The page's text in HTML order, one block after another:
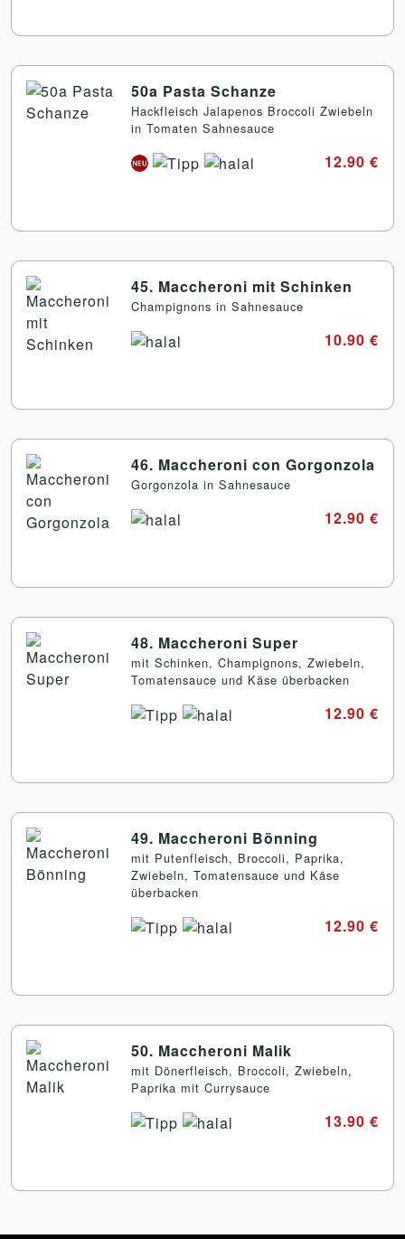
50a Pasta Schanze
Hackfleisch Jalapenos Broccoli Zwiebeln
in Tomaten Sahnesauce
12.90 €
45. Maccheroni mit Schinken
Champignons in Sahnesauce
10.90 €
46. Maccheroni con Gorgonzola
Gorgonzola in Sahnesauce
12.90 €
48. Maccheroni Super
mit Schinken, Champignons, Zwiebeln,
Tomatensauce und Käse überbacken
12.90 €
49. Maccheroni Bönning
mit Putenfleisch, Broccoli, Paprika,
Zwiebeln, Tomatensauce und Käse
überbacken
12.90 €
50. Maccheroni Malik
mit Dönerfleisch, Broccoli, Zwiebeln,
Paprika mit Currysauce
13.90 €